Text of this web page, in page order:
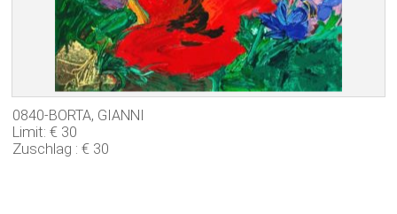
0840-BORTA, GIANNI
Limit: € 30
Zuschlag : € 30